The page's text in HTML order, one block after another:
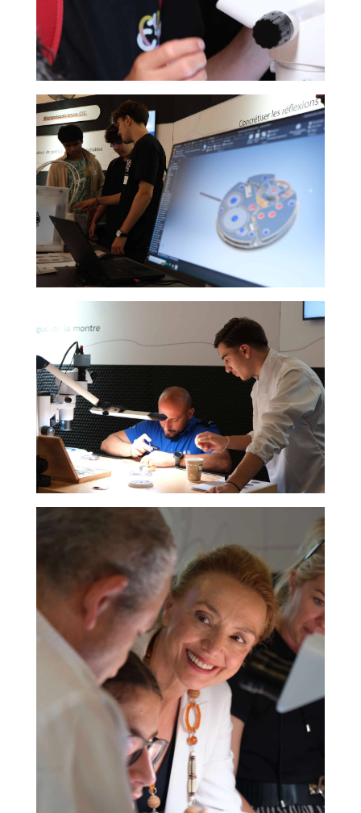
ACCEPTER TOUS LES COOKIES